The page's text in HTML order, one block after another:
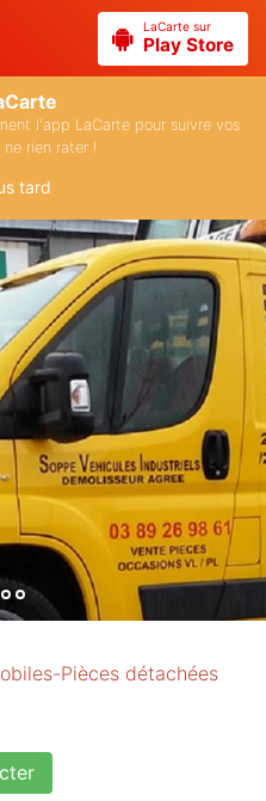
LaCarte sur
Play Store
l'app LaCarte pour suivre vos
rien rater !
tard
Pièces détachées